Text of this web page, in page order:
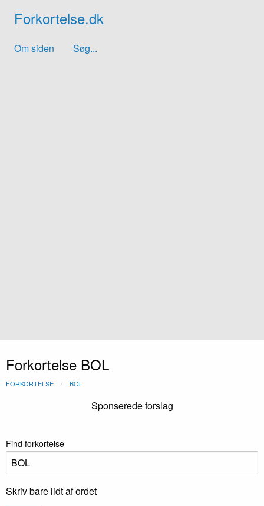
Forkortelse.dk
Om siden Søg...
Forkortelse BOL
FORKORTELSE BOL
Sponserede forslag
Find forkortelse
Skriv bare lidt af ordet